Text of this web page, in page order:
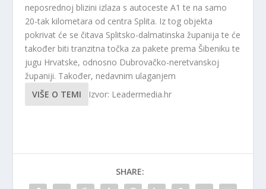
neposrednoj blizini izlaza s autoceste A1 te na samo
20-tak kilometara od centra Splita. Iz tog objekta
pokrivat će se čitava Splitsko-dalmatinska županija te će
također biti tranzitna točka za pakete prema Šibeniku te
jugu Hrvatske, odnosno Dubrovačko-neretvanskoj
županiji. Također, nedavnim ulaganjem
VIŠE O TEMI
Izvor: Leadermedia.hr
SHARE: